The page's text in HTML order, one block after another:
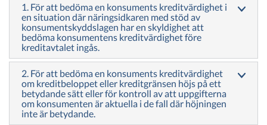
1. För att bedöma en konsuments kreditvärdighet i
en situation där näringsidkaren med stöd av
konsumentskyddslagen har en skyldighet att
bedöma konsumentens kreditvärdighet före
kreditavtalet ingås.
2. För att bedöma en konsuments kreditvärdighet
om kreditbeloppet eller kreditgränsen höjs på ett
betydande sätt eller för kontroll av att uppgifterna
om konsumenten är aktuella i de fall där höjningen
inte är betydande.